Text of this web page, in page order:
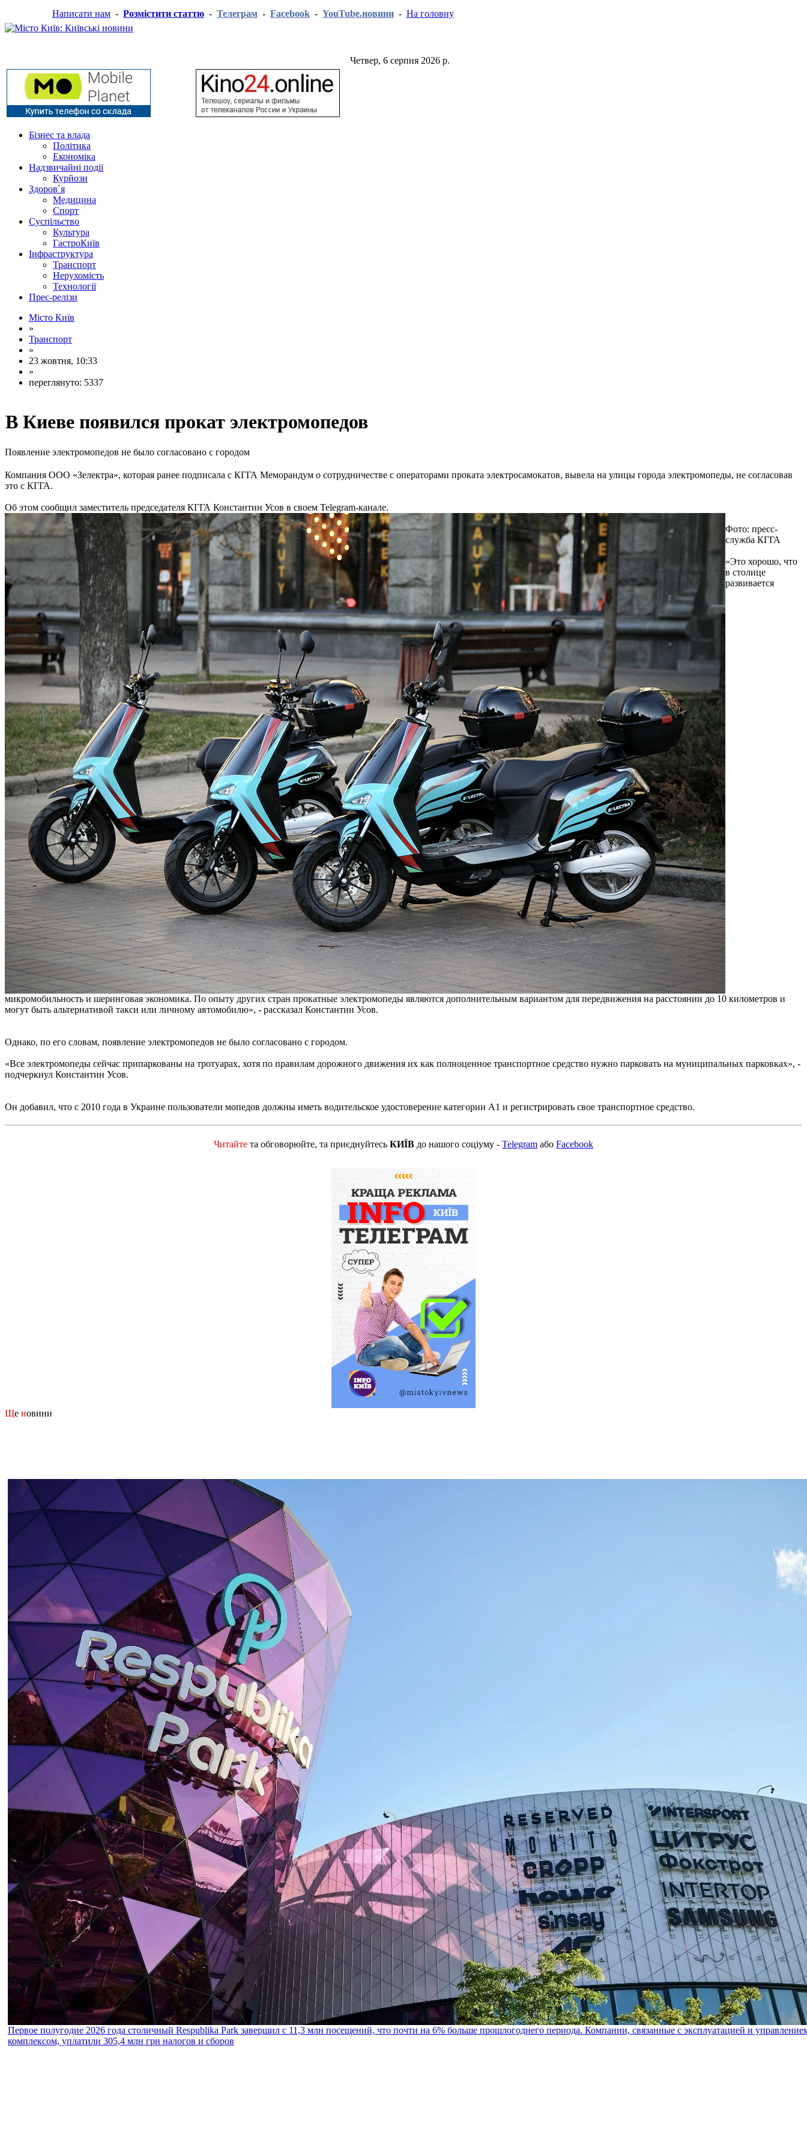
Написати нам - Розмістити статтю - Телеграм - Facebook - YouTube.новини - На головну
Четвер, 6 серпня 2026 р.
Бізнес та влада
Політика
Економіка
Надзвичайні події
Курйози
Здоров`я
Медицина
Спорт
Суспільство
Культура
ГастроКиїв
Інфраструктура
Транспорт
Нерухомість
Технології
Прес-релізи
Місто Київ
»
Транспорт
»
23 жовтня, 10:33
»
переглянуто: 5337
В Киеве появился прокат электромопедов
Появление электромопедов не было согласовано с городом
Компания ООО «Зелектра», которая ранее подписала с КГГА Меморандум о сотрудничестве с операторами проката электросамокатов, вывела на улицы города электромопеды, не согласовав
это с КГГА.
Об этом сообщил заместитель председателя КГГА Константин Усов в своем Telegram-канале.
Фото: пресс-
служба КГГА
«Это хорошо, что
в столице
развивается
микромобильность и шеринговая экономика. По опыту других стран прокатные электромопеды являются дополнительным вариантом для передвижения на расстоянии до 10 километров и
могут быть альтернативой такси или личному автомобилю», - рассказал Константин Усов.
Однако, по его словам, появление электромопедов не было согласовано с городом.
«Все электромопеды сейчас припаркованы на тротуарах, хотя по правилам дорожного движения их как полноценное транспортное средство нужно парковать на муниципальных парковках», -
подчеркнул Константин Усов.
Он добавил, что с 2010 года в Украине пользователи мопедов должны иметь водительское удостоверение категории А1 и регистрировать свое транспортное средство.
Читайте та обговорюйте, та приєднуйтесь КИЇВ до нашого соціуму - Telegram або Facebook
Ще новини
Первое полугодие 2026 года столичный Respublika Park завершил с 11,3 млн посещений, что почти на 6% больше прошлогоднего периода. Компании, связанные с эксплуатацией и
комплексом, уплатили 305,4 млн грн налогов и сборов